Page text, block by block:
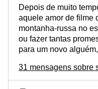
Depois de muito
aquele amor de filme
montanha-russa no
ou fazer tantas
para um novo
31 mensagens sobre